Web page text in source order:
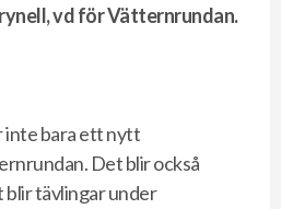
vd för Vätternrundan.
inte bara ett nytt
Det blir också
blir tävlingar under